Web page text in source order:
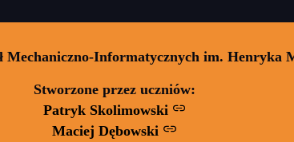
Mechaniczno-Informatycznych im. Henryka
Stworzone przez uczniów:
Patryk Skolimowski
Maciej Dębowski